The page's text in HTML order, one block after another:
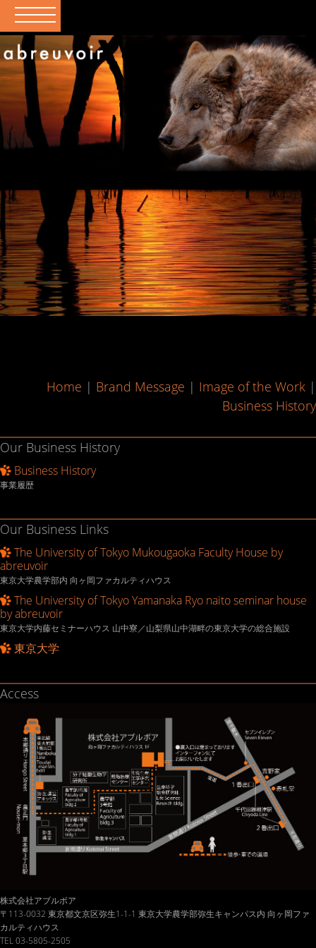
Home | Brand Message | Image of the Work |
Business History
Our Business History
Business History
事業履歴
Our Business Links
The University of Tokyo Mukougaoka Faculty House by
abreuvoir
東京大学農学部内 向ヶ岡ファカルティハウス
The University of Tokyo Yamanaka Ryo naito seminar house
by abreuvoir
東京大学内藤セミナーハウス 山中寮／山梨県山中湖畔の東京大学の総合施設
東京大学
Access
株式会社アブルボア
〒113-0032 東京都文京区弥生1-1-1 東京大学農学部弥生キャンパス内 向ヶ岡ファ
カルティハウス
TEL 03-5805-2505